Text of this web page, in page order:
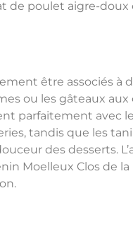
de poulet aigre-doux
être associés à
ou les gâteaux aux
parfaitement avec
tandis que les
des desserts.
Moelleux Clos de